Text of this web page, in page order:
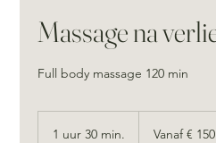
Massage na
Full body massage 120 min
1 uur 30 min.
euroVanaf € 150